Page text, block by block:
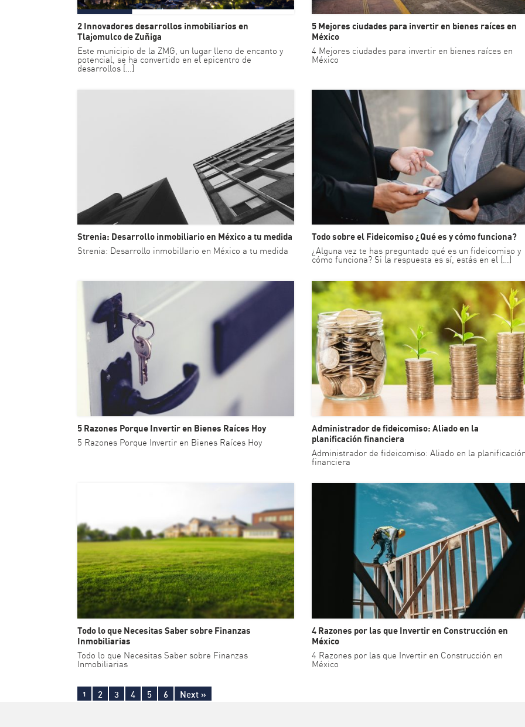
2 Innovadores desarrollos inmobiliarios en
Tlajomulco de Zuñiga
Este municipio de la ZMG, un lugar lleno de encanto y
potencial, se ha convertido en el epicentro de
desarrollos […]
5 Mejores ciudades para invertir en bienes raíces en
México
4 Mejores ciudades para invertir en bienes raíces en
México
Strenia: Desarrollo inmobiliario en México a tu medida
Strenia: Desarrollo inmobilIario en México a tu medida
Todo sobre el Fideicomiso ¿Qué es y cómo funciona?
¿Alguna vez te has preguntado qué es un fideicomiso y
cómo funciona? Si la respuesta es sí, estás en el […]
5 Razones Porque Invertir en Bienes Raíces Hoy
5 Razones Porque Invertir en Bienes Raíces Hoy
Administrador de fideicomiso: Aliado en la
planificación financiera
Administrador de fideicomiso: Aliado en la
financiera
Todo lo que Necesitas Saber sobre Finanzas
Inmobiliarias
Todo lo que Necesitas Saber sobre Finanzas
Inmobiliarias
4 Razones por las que Invertir en Construcción en
México
4 Razones por las que Invertir en Construcción en
México
Post navigation
1 2 3 4 5 6 Next »